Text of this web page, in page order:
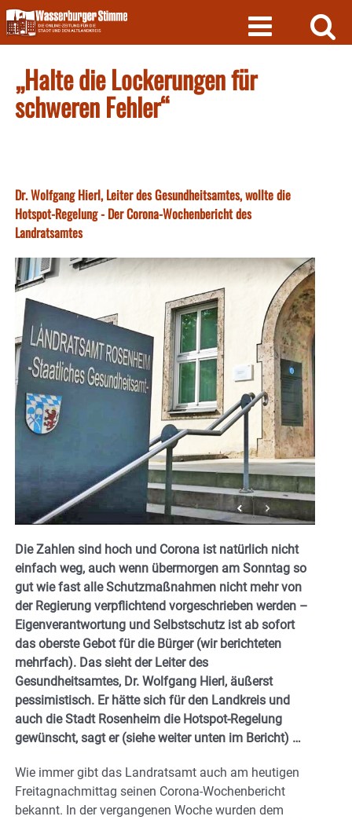
Skip
to
content
„Halte die Lockerungen für
schweren Fehler“
Dr. Wolfgang Hierl, Leiter des Gesundheitsamtes, wollte die
Hotspot-Regelung - Der Corona-Wochenbericht des
Landratsamtes
Die Zahlen sind hoch und Corona ist natürlich nicht
einfach weg, auch wenn übermorgen am Sonntag so
gut wie fast alle Schutzmaßnahmen nicht mehr von
der Regierung verpflichtend vorgeschrieben werden –
Eigenverantwortung und Selbstschutz ist ab sofort
das oberste Gebot für die Bürger (wir berichteten
mehrfach). Das sieht der Leiter des
Gesundheitsamtes, Dr. Wolfgang Hierl, äußerst
pessimistisch. Er hätte sich für den Landkreis und
auch die Stadt Rosenheim die Hotspot-Regelung
gewünscht, sagt er (siehe weiter unten im Bericht) …
Wie immer gibt das Landratsamt auch am heutigen
Freitagnachmittag seinen Corona-Wochenbericht
bekannt. In der vergangenen Woche wurden dem